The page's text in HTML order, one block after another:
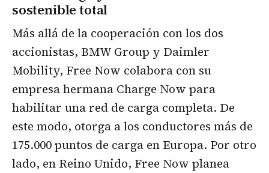
sostenible total
Más allá de la cooperación con los dos
accionistas, BMW Group y Daimler
Mobility, Free Now colabora con su
empresa hermana Charge Now para
habilitar una red de carga completa. De
este modo, otorga a los conductores más de
175.000 puntos de carga en Europa. Por otro
lado, en Reino Unido, Free Now planea